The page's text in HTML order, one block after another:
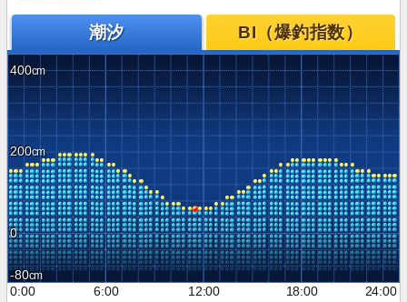
潮汐 BI（爆釣指数）
400
200
0
-80
0:00
6:00 12:00 18:00 24:00